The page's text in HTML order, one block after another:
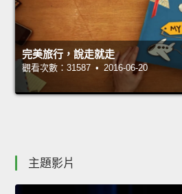
完美旅行，說走就走
觀看次數：31587 • 2016-06-20
主題影片